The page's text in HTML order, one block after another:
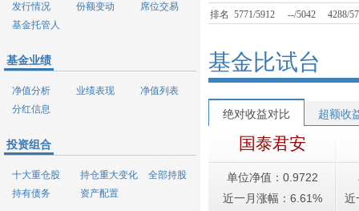
发行情况
份额变动
席位交易
基金托管人
基金业绩
净值分析 业绩表现
净值列表
分红信息
投资组合
十大重仓股 持仓重大变化
全部持股
持有债务
资产配置
排名
5771/5912 --/5042 4288/
基金比试台
绝对收益对比 超额收
国泰君安
单位净值：0.9722
近一月涨幅：6.61%
近